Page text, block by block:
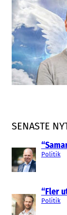
SENASTE
Politik
“Fler
Politik